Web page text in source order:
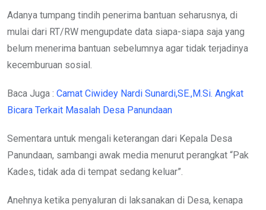
Adanya tumpang tindih penerima bantuan seharusnya, di
mulai dari RT/RW mengupdate data siapa-siapa saja yang
belum menerima bantuan sebelumnya agar tidak terjadinya
kecemburuan sosial.
Baca Juga : Camat Ciwidey Nardi Sunardi,SE.,M.Si. Angkat
Bicara Terkait Masalah Desa Panundaan
Sementara untuk mengali keterangan dari Kepala Desa
Panundaan, sambangi awak media menurut perangkat “Pak
Kades, tidak ada di tempat sedang keluar”.
Anehnya ketika penyaluran di laksanakan di Desa, kenapa